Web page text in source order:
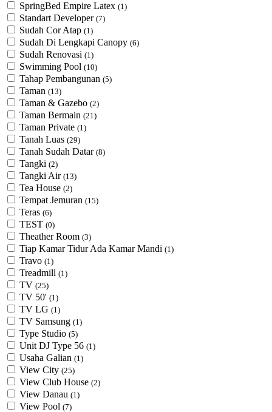
SpringBed Empire Latex (1)
Standart Developer (7)
Sudah Cor Atap (1)
Sudah Di Lengkapi Canopy (6)
Sudah Renovasi (1)
Swimming Pool (10)
Tahap Pembangunan (5)
Taman (13)
Taman & Gazebo (2)
Taman Bermain (21)
Taman Private (1)
Tanah Luas (29)
Tanah Sudah Datar (8)
Tangki (2)
Tangki Air (13)
Tea House (2)
Tempat Jemuran (15)
Teras (6)
TEST (0)
Theather Room (3)
Tiap Kamar Tidur Ada Kamar Mandi (1)
Travo (1)
Treadmill (1)
TV (25)
TV 50' (1)
TV LG (1)
TV Samsung (1)
Type Studio (5)
Unit DJ Type 56 (1)
Usaha Galian (1)
View City (25)
View Club House (2)
View Danau (1)
View Pool (7)